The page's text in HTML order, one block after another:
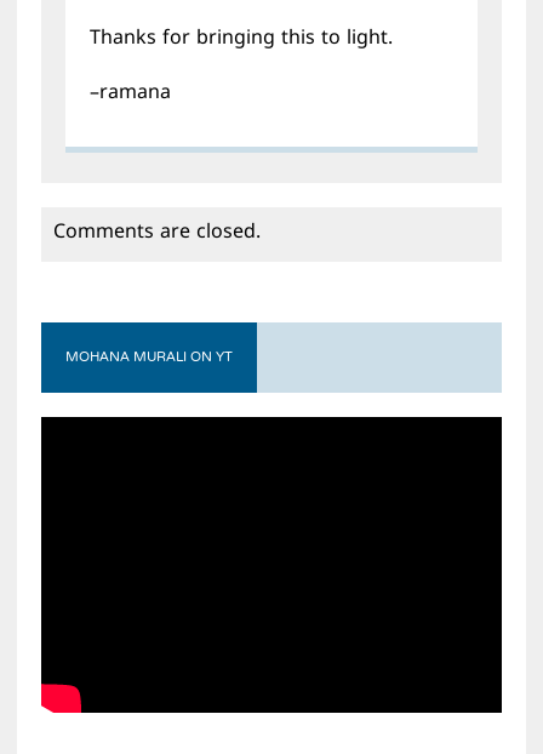
Thanks for bringing this to light.
–ramana
Comments are closed.
MOHANA MURALI ON YT